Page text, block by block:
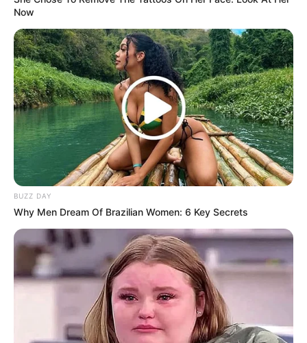
Now
BUZZ DAY
Why Men Dream Of Brazilian Women: 6 Key Secrets